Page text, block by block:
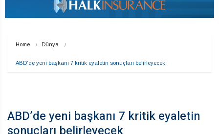
Home Dünya
ABD’de yeni başkanı 7 kritik eyaletin sonuçları belirleyecek
ABD’de yeni başkanı 7 kritik eyaletin